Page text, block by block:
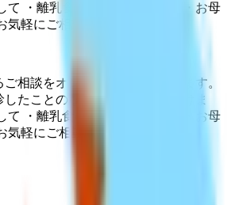
て ・離乳食の進め方 ・夜泣き ・お母
気軽にご相談ください。
相談をオンラインで受け付けます。
たことのない方でもご相談頂けま
て ・離乳食の進め方 ・夜泣き ・お母
気軽にご相談ください。